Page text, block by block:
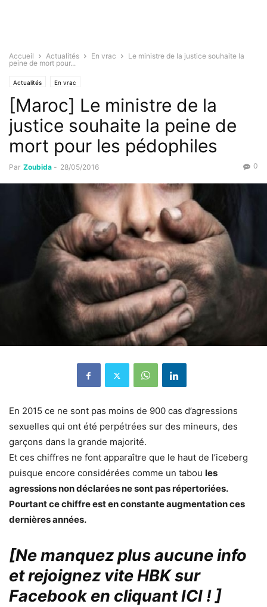
Accueil Actualités En vrac
Le ministre de la justice souhaite la
peine de mort pour...
Actualités En vrac
[Maroc] Le ministre de la
justice souhaite la peine de
mort pour les pédophiles
Par Zoubida - 28/05/2016 0
En 2015 ce ne sont pas moins de 900 cas d’agressions
sexuelles qui ont été perpétrées sur des mineurs, des
garçons dans la grande majorité.
Et ces chiffres ne font apparaître que le haut de l’iceberg
puisque encore considérées comme un tabou les
agressions non déclarées ne sont pas répertoriées.
Pourtant ce chiffre est en constante augmentation ces
dernières années.
[Ne manquez plus aucune info
et rejoignez vite HBK sur
Facebook en cliquant ICI !]